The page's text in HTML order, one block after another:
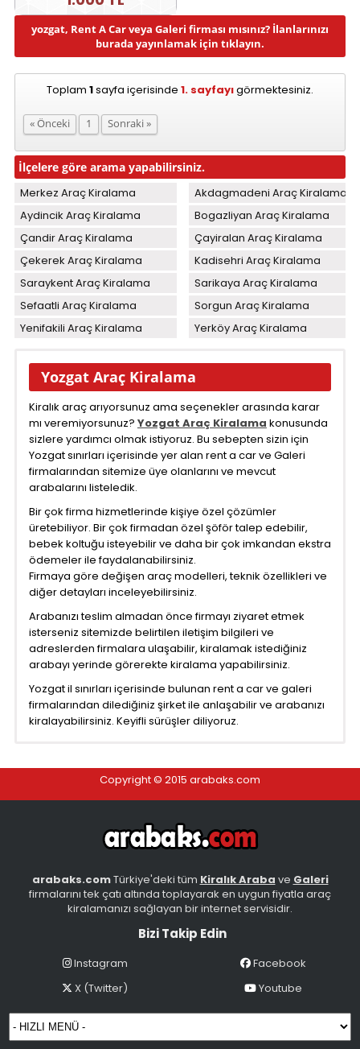
yozgat, Rent A Car veya Galeri firması mısınız? İlanlarınızı
burada yayınlamak için tıklayın.
Toplam 1sayfa içerisinde 1. sayfayıgörmektesiniz.
« Önceki 1 Sonraki »
İlçelere göre arama yapabilirsiniz.
Merkez Araç Kiralama
Akdagmadeni Araç Kiralama
Aydincik Araç Kiralama
Bogazliyan Araç Kiralama
Çandir Araç Kiralama
Çayiralan Araç Kiralama
Çekerek Araç Kiralama
Kadisehri Araç Kiralama
Saraykent Araç Kiralama
Sarikaya Araç Kiralama
Sefaatli Araç Kiralama
Sorgun Araç Kiralama
Yenifakili Araç Kiralama
Yerköy Araç Kiralama
Yozgat Araç Kiralama
Kiralık araç arıyorsunuz ama seçenekler arasında karar
mı veremiyorsunuz? Yozgat Araç Kiralama konusunda
sizlere yardımcı olmak istiyoruz. Bu sebepten sizin için
Yozgat sınırları içerisinde yer alan rent a car ve Galeri
firmalarından sitemize üye olanlarını ve mevcut
arabalarını listeledik.
Bir çok firma hizmetlerinde kişiye özel çözümler
üretebiliyor. Bir çok firmadan özel şöför talep edebilir,
bebek koltuğu isteyebilir ve daha bir çok imkandan ekstra
ödemeler ile faydalanabilirsiniz.
Firmaya göre değişen araç modelleri, teknik özellikleri ve
diğer detayları inceleyebilirsiniz.
Arabanızı teslim almadan önce firmayı ziyaret etmek
isterseniz sitemizde belirtilen iletişim bilgileri ve
adreslerden firmalara ulaşabilir, kiralamak istediğiniz
arabayı yerinde görerekte kiralama yapabilirsiniz.
Yozgat il sınırları içerisinde bulunan rent a car ve galeri
firmalarından dilediğiniz şirket ile anlaşabilir ve arabanızı
kiralayabilirsiniz. Keyifli sürüşler diliyoruz.
Copyright © 2015 arabaks.com
arabaks.comTürkiye'deki tüm Kiralık Araba ve Galeri
firmalarını tek çatı altında toplayarak en uygun fiyatla araç
kiralamanızı sağlayan bir internet servisidir.
Bizi Takip Edin
Instagram
Facebook
X (Twitter)
Youtube